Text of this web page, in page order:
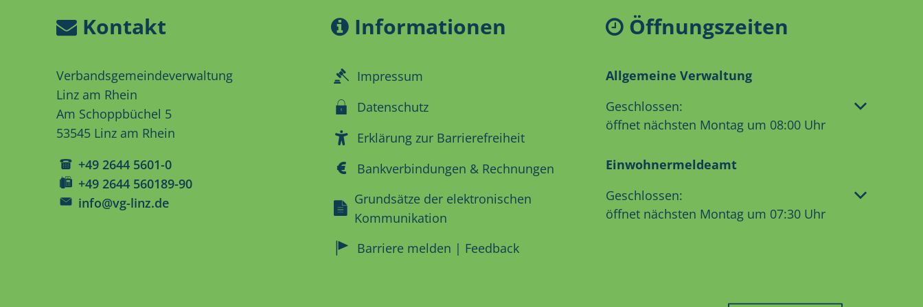
Kontakt
Verbandsgemeindeverwaltung
Linz am Rhein
Am Schoppbüchel 5
53545 Linz am Rhein
+49 2644 5601-0
+49 2644 560189-90
info@vg-linz.de
Informationen
Impressum
Datenschutz
Erklärung zur Barrierefreiheit
Bankverbindungen & Rechnungen
Grundsätze der elektronischen
Kommunikation
Barriere melden | Feedback
Öffnungszeiten
Allgemeine Verwaltung
Klicken, um weitere Öffnungs- oder Schließzeiten
Geschlossen:
öffnet nächsten Montag um 08:00 Uhr
Einwohnermeldeamt
Klicken, um weitere Öffnungs- oder Schließzeiten
Geschlossen:
öffnet nächsten Montag um 07:30 Uhr